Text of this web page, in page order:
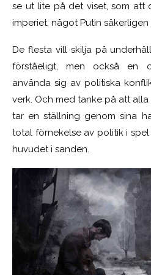
se ut lite på det viset, som att
imperiet, något Putin
De flesta vill skilja på
förståeligt, men också en
använda sig av politiska
verk. Och med tanke på att alla
tar en ställning genom sina
total förnekelse av politik i
huvudet i sanden.